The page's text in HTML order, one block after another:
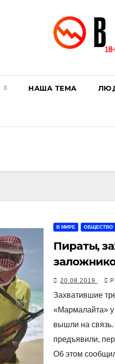
НАША ТЕМА
В МИРЕ ОБЩЕСТВО
Пираты,
Камеруна,
20.08.2019
Захватившие
«Мармалайта»
вышли на
предъявили,
Об этом